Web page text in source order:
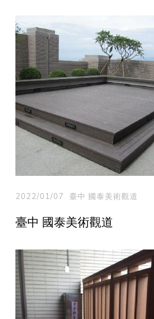
2022/01/07 臺中 國泰美術觀道
臺中 國泰美術觀道